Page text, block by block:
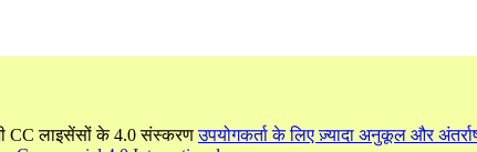
CC लाइसेंसों के 4.0 संस्करणउपयोगकर्ता के लिए ज़्यादा अनुकूल और